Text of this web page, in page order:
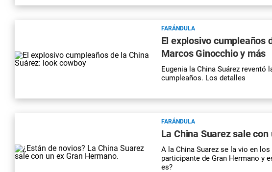
FARÁNDULA
El explosivo cumpleaños
Marcos Ginocchio y más
Eugenia la China Suárez
cumpleaños. Los detalles
FARÁNDULA
La China Suarez sale
A la China Suarez se la vio en
participante de Gran Hermano y
es?